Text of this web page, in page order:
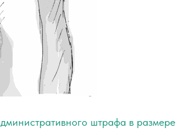
штрафа в размере